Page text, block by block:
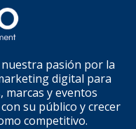
pasión por la
digital para
marcas y eventos
su público y crecer
competitivo.